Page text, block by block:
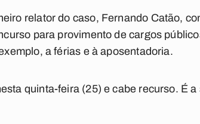
relator do caso, Fernando Catão,
para provimento de cargos
a férias e à aposentadoria.
quinta-feira (25) e cabe recurso. É